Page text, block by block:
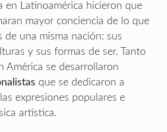
en Latinoamérica hicieron que
mayor conciencia de lo que
de una misma nación: sus
y sus formas de ser. Tanto
América se desarrollaron
que se dedicaron a
expresiones populares e
artística.